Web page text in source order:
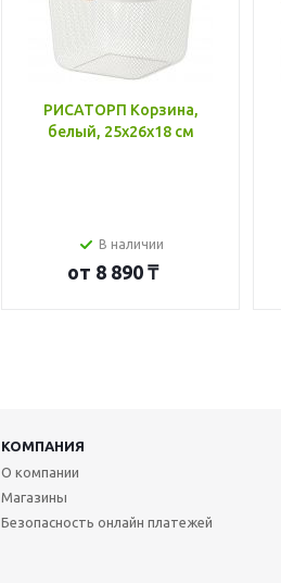
РИСАТОРП Корзина,
белый, 25x26x18 см
В наличии
от 8 890 ₸
КОМПАНИЯ
О компании
Магазины
Безопасность онлайн платежей